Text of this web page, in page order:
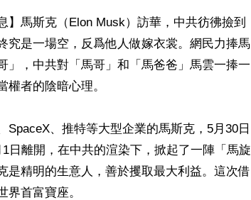
】馬斯克（Elon Musk）訪華，中共彷彿撿到
究是一場空，反爲他人做嫁衣裳。網民力捧馬
」，中共對「馬哥」和「馬爸爸」馬雲一捧一
權者的陰暗心理。
SpaceX、推特等大型企業的馬斯克，5月30日
日離開，在中共的渲染下，掀起了一陣「馬旋
是精明的生意人，善於攫取最大利益。這次借
界首富寶座。